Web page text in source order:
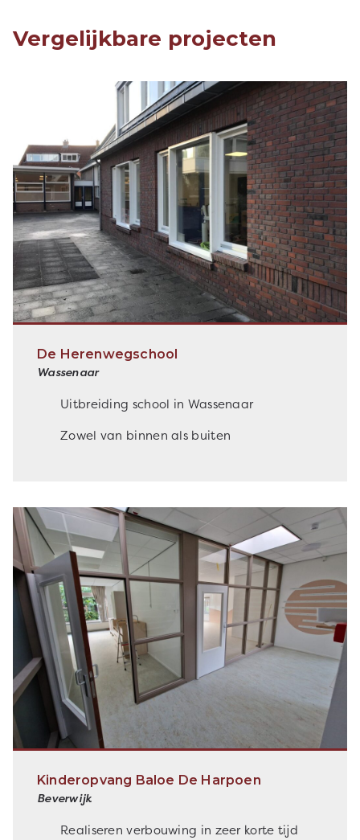
Vergelijkbare projecten
De Herenwegschool
Wassenaar
Uitbreiding school in Wassenaar
Zowel van binnen als buiten
Kinderopvang Baloe De Harpoen
Beverwijk
Realiseren verbouwing in zeer korte tijd